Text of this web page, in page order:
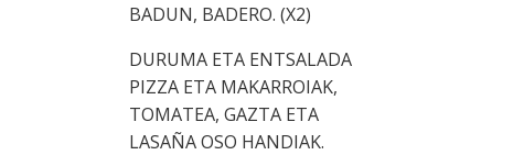
BADUN, BADERO. (X2)
DURUMA ETA ENTSALADA
PIZZA ETA MAKARROIAK,
TOMATEA, GAZTA ETA
LASAÑA OSO HANDIAK.